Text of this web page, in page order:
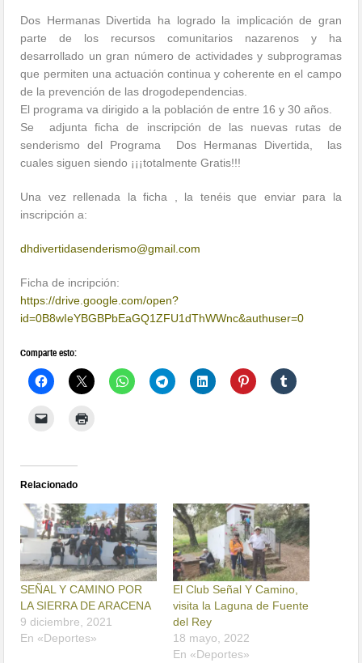
Dos Hermanas Divertida ha logrado la implicación de gran
parte de los recursos comunitarios nazarenos y ha
desarrollado un gran número de actividades y subprogramas
que permiten una actuación continua y coherente en el campo
de la prevención de las drogodependencias.
El programa va dirigido a la población de entre 16 y 30 años.
Se adjunta ficha de inscripción de las nuevas rutas de
senderismo del Programa Dos Hermanas Divertida, las
cuales siguen siendo ¡¡¡totalmente Gratis!!!
Una vez rellenada la ficha , la tenéis que enviar para la
inscripción a:
dhdivertidasenderismo@gmail.com
Ficha de incripción:
https://drive.google.com/open?
id=0B8wIeYBGBPbEaGQ1ZFU1dThWWnc&authuser=0
Comparte esto:
Relacionado
SEÑAL Y CAMINO POR
LA SIERRA DE ARACENA
9 diciembre, 2021
En «Deportes»
El Club Señal Y Camino,
visita la Laguna de Fuente
del Rey
18 mayo, 2022
En «Deportes»